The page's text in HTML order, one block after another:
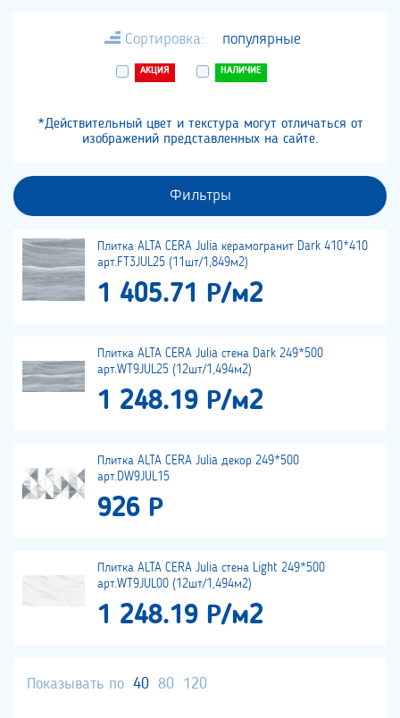
Сортировка: популярные
АКЦИЯ НАЛИЧИЕ
*Действительный цвет и текстура могут отличаться от
изображений представленных на сайте.
Фильтры
Плитка ALTA CERA Julia керамогранит Dark 410*410
арт.FT3JUL25 (11шт/1,849м2)
1 405.71 Р/м2
Плитка ALTA CERA Julia стена Dark 249*500
арт.WT9JUL25 (12шт/1,494м2)
1 248.19 Р/м2
Плитка ALTA CERA Julia декор 249*500
арт.DW9JUL15
926 Р
Плитка ALTA CERA Julia стена Light 249*500
арт.WT9JUL00 (12шт/1,494м2)
1 248.19 Р/м2
Показывать по 40 80 120